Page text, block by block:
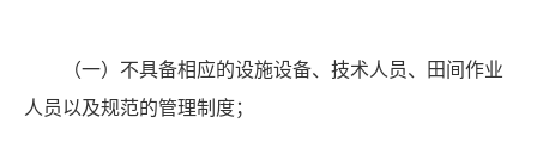
（一） 不具备相应的设施设备、技术人员、田间作业
人员以及规范的管理制度；